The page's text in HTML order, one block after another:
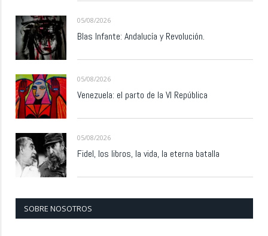
05/08/2026
Blas Infante: Andalucía y Revolución.
05/08/2026
Venezuela: el parto de la VI República
05/08/2026
Fidel, los libros, la vida, la eterna batalla
SOBRE NOSOTROS